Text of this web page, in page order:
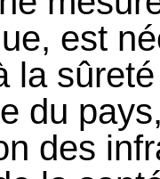
est
la
du
des